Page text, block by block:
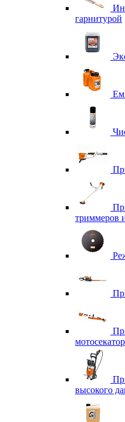
гарнитурой
триммеров
высокого